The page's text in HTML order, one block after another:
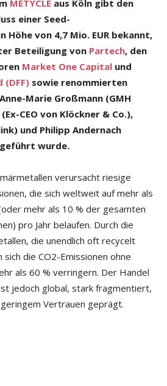
METYCLE aus Köln gibt den
einer Seed-
Höhe von 4,7 Mio. EUR bekannt,
Beteiligung von Partech, den
Market One Capital und
(DFF) sowie renommierten
Marie Großmann (GMH
CEO von Klöckner & Co.),
und Philipp Andernach
wurde.
verursacht riesige
die sich weltweit auf mehr als
mehr als 10 % der gesamten
pro Jahr belaufen. Durch die
die unendlich oft recycelt
die CO2-Emissionen ohne
als 60 % verringern. Der Handel
jedoch global, stark fragmentiert,
Vertrauen geprägt.